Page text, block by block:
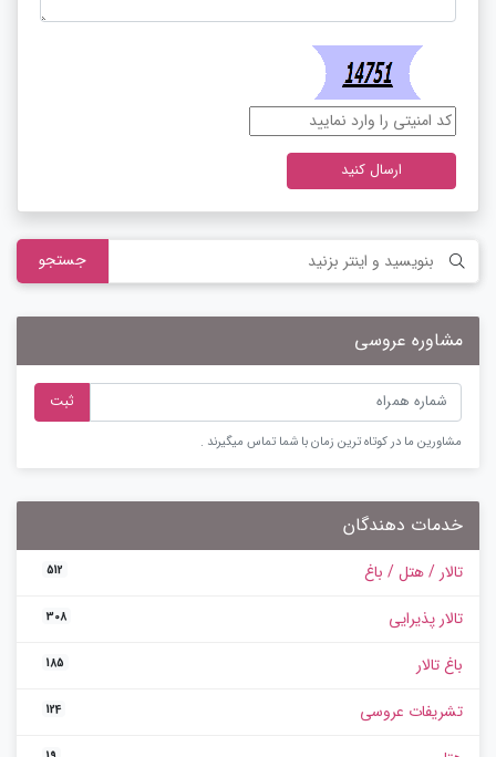
ارسال کنید
جستجو
مشاوره عروسی
ثبت
مشاورین ما در کوتاه ترین زمان با شما تماس میگیرند .
خدمات دهندگان
تالار / هتل / باغ 512
تالار پذیرایی 308
باغ تالار 185
تشریفات عروسی 124